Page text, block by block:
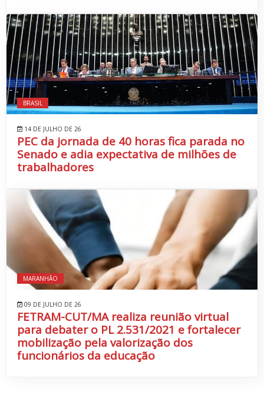
BRASIL
14 DE JULHO DE 26
PEC da jornada de 40 horas fica parada no
Senado e adia expectativa de milhões de
trabalhadores
MARANHÃO
09 DE JULHO DE 26
FETRAM-CUT/MA realiza reunião virtual
para debater o PL 2.531/2021 e fortalecer
mobilização pela valorização dos
funcionários da educação